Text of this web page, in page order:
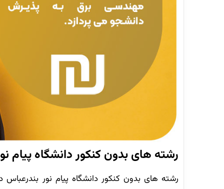
رشته های بدون کنکور دانشگاه پیام
رشته های بدون کنکور دانشگاه پیام نور